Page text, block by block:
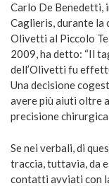
Carlo De Benedetti,
Caglieris, durante la
Olivetti al Piccolo
2009, ha detto: “Il
dell’Olivetti fu
Una decisione
avere più aiuti oltre
precisione
Se nei verbali, di
traccia, tuttavia, da
contatti avviati con